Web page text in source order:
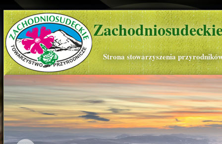
Strona stowarzyszenia